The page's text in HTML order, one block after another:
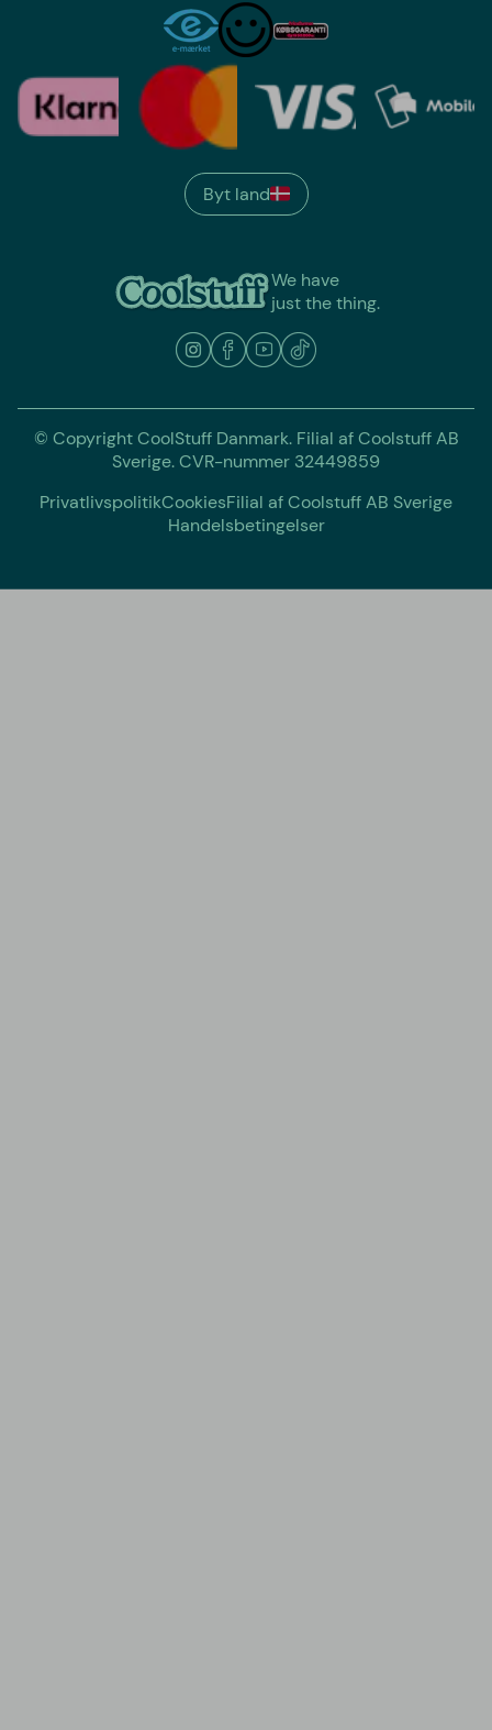
We have
just the thing.
Byt land
© Copyright CoolStuff Danmark. Filial af Coolstuff AB
Sverige. CVR-nummer 32449859
PrivatlivspolitikCookiesFilial af Coolstuff AB Sverige
Handelsbetingelser